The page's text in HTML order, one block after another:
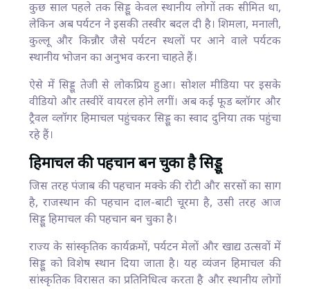
कुछ साल पहले तक सिड्डू केवल स्थानीय लोगों तक सीमित था,
लेकिन अब पर्यटन ने इसकी तस्वीर बदल दी है। शिमला, मनाली,
कुल्लू और किन्नौर जैसे पर्यटन स्थलों पर आने वाले पर्यटक
स्थानीय भोजन का अनुभव करना चाहते हैं।
ऐसे में सिड्डू तेजी से लोकप्रिय हुआ। सोशल मीडिया पर इसके
वीडियो और तस्वीरें वायरल होने लगीं। अब कई फूड ब्लॉगर और
ट्रैवल व्लॉगर हिमाचल पहुंचकर सिड्डू का स्वाद दुनिया तक पहुंचा
रहे हैं।
हिमाचल की पहचान बन चुका है सिड्डू
जिस तरह पंजाब की पहचान मक्के की रोटी और सरसों का साग
है, राजस्थान की पहचान दाल-बाटी चूरमा है, उसी तरह आज
सिड्डू हिमाचल की पहचान बन चुका है।
राज्य के सांस्कृतिक कार्यक्रमों, पर्यटन मेलों और खाद्य उत्सवों में
सिड्डू को विशेष स्थान दिया जाता है। यह व्यंजन हिमाचल की
सांस्कृतिक विरासत का प्रतिनिधित्व करता है और स्थानीय लोगों